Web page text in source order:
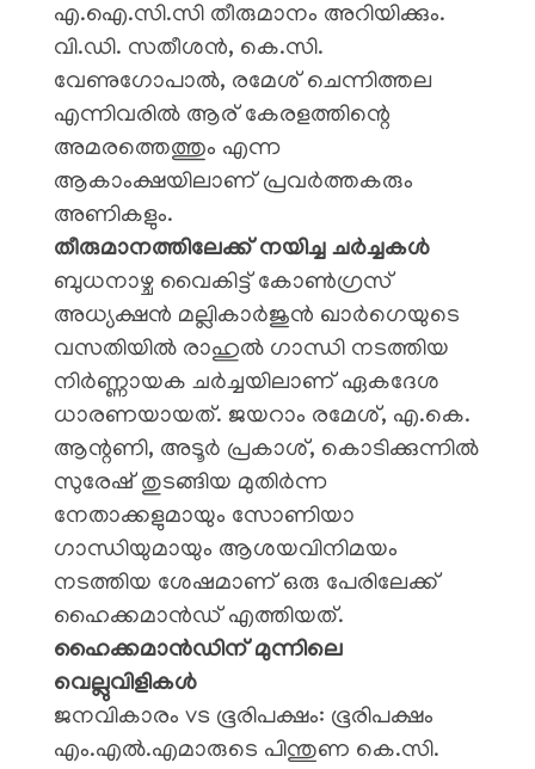
എ.ഐ.സി.സി തീരുമാനം അറിയിക്കും.
​വി.ഡി. സതീശൻ, കെ.സി.
വേണുഗോപാൽ, രമേശ് ചെന്നിത്തല
എന്നിവരിൽ ആര് കേരളത്തിന്റെ
അമരത്തെത്തും എന്ന
ആകാംക്ഷയിലാണ് പ്രവർത്തകരും
അണികളും.
​തീരുമാനത്തിലേക്ക് നയിച്ച ചർച്ചകൾ
​ബുധനാഴ്ച വൈകിട്ട് കോൺഗ്രസ്
അധ്യക്ഷൻ മല്ലികാർജുൻ ഖാർഗെയുടെ
വസതിയിൽ രാഹുൽ ഗാന്ധി നടത്തിയ
നിർണ്ണായക ചർച്ചയിലാണ് ഏകദേശ
ധാരണയായത്. ജയറാം രമേശ്, എ.കെ.
ആന്റണി, അടൂർ പ്രകാശ്, കൊടിക്കുന്നിൽ
സുരേഷ് തുടങ്ങിയ മുതിർന്ന
നേതാക്കളുമായും സോണിയാ
ഗാന്ധിയുമായും ആശയവിനിമയം
നടത്തിയ ശേഷമാണ് ഒരു പേരിലേക്ക്
ഹൈക്കമാൻഡ് എത്തിയത്.
ഹൈക്കമാൻഡിന് മുന്നിലെ
വെല്ലുവിളികൾ
​ജനവികാരം vs ഭൂരിപക്ഷം: ഭൂരിപക്ഷം
എം.എൽ.എമാരുടെ പിന്തുണ കെ.സി.